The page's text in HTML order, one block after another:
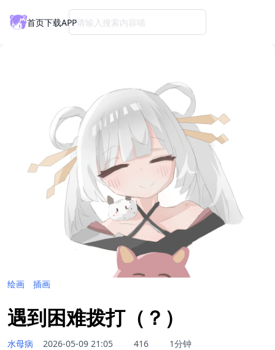
首页下载APP请输入搜索内容喵
绘画 插画
遇到困难拨打（？）
水母病 2026-05-09 21:05 416
1分钟